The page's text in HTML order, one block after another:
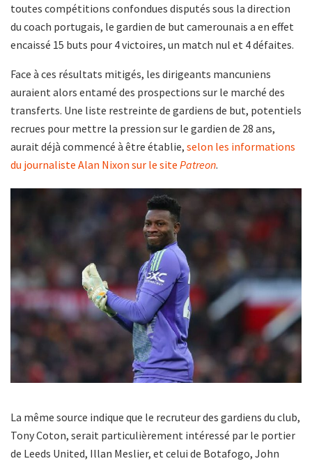
toutes compétitions confondues disputés sous la direction
du coach portugais, le gardien de but camerounais a en effet
encaissé 15 buts pour 4 victoires, un match nul et 4 défaites.
Face à ces résultats mitigés, les dirigeants mancuniens
auraient alors entamé des prospections sur le marché des
transferts. Une liste restreinte de gardiens de but, potentiels
recrues pour mettre la pression sur le gardien de 28 ans,
aurait déjà commencé à être établie, selon les informations
du journaliste Alan Nixon sur le site Patreon.
La même source indique que le recruteur des gardiens du club,
Tony Coton, serait particulièrement intéressé par le portier
de Leeds United, Illan Meslier, et celui de Botafogo, John